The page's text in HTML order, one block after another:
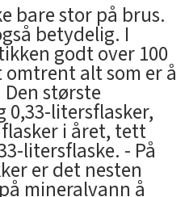
bare stor på brus.
betydelig. I
godt over 100
alt som er å
største
litersflasker,
i året, tett
litersflaske. - På
er det nesten
mineralvann å